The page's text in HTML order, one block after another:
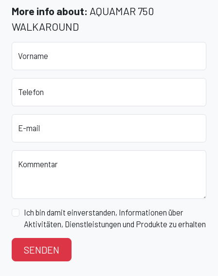
More info about: AQUAMAR 750
WALKAROUND
Vorname
Telefon
E-mail
Kommentar
Ich bin damit einverstanden, Informationen über
Aktivitäten, Dienstleistungen und Produkte zu erhalten
SENDEN